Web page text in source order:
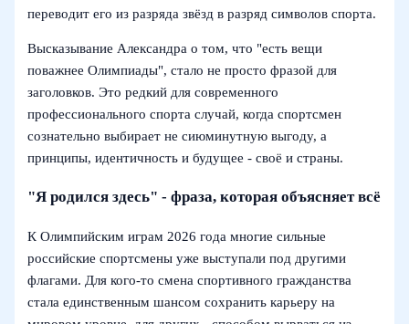
переводит его из разряда звёзд в разряд символов спорта.
Высказывание Александра о том, что "есть вещи
поважнее Олимпиады", стало не просто фразой для
заголовков. Это редкий для современного
профессионального спорта случай, когда спортсмен
сознательно выбирает не сиюминутную выгоду, а
принципы, идентичность и будущее - своё и страны.
"Я родился здесь" - фраза, которая объясняет всё
К Олимпийским играм 2026 года многие сильные
российские спортсмены уже выступали под другими
флагами. Для кого‑то смена спортивного гражданства
стала единственным шансом сохранить карьеру на